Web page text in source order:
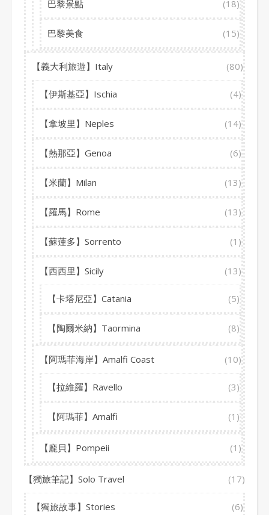
巴黎景點 (18)
巴黎美食 (15)
【義大利旅遊】Italy (80)
【伊斯基亞】Ischia (4)
【拿坡里】Neples (14)
【熱那亞】Genoa (6)
【米蘭】Milan (13)
【羅馬】Rome (13)
【蘇蓮多】Sorrento (1)
【西西里】Sicily (13)
【卡塔尼亞】Catania (5)
【陶爾米納】Taormina (8)
【阿瑪菲海岸】Amalfi Coast (10)
【拉維羅】Ravello (3)
【阿瑪菲】Amalfi (1)
【龐貝】Pompeii (1)
【獨旅筆記】Solo Travel (17)
【獨旅故事】Stories (6)